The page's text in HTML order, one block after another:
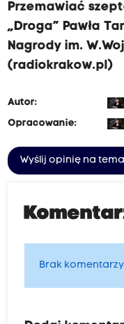
Przemawiać
„Droga” Pawła
Nagrody im.
(radiokrakow.pl)
Autor:
Opracowanie:
Wyślij opinię na
Brak komentarzy